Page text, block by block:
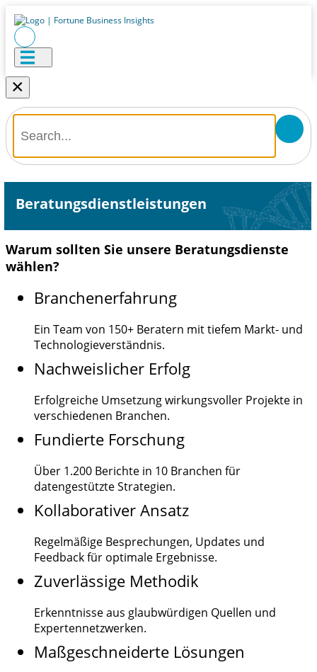
×
Beratungsdienstleistungen
Warum sollten Sie unsere Beratungsdienste
wählen?
Branchenerfahrung
Ein Team von 150+ Beratern mit tiefem Markt- und
Technologieverständnis.
Nachweislicher Erfolg
Erfolgreiche Umsetzung wirkungsvoller Projekte in
verschiedenen Branchen.
Fundierte Forschung
Über 1.200 Berichte in 10 Branchen für
datengestützte Strategien.
Kollaborativer Ansatz
Regelmäßige Besprechungen, Updates und
Feedback für optimale Ergebnisse.
Zuverlässige Methodik
Erkenntnisse aus glaubwürdigen Quellen und
Expertennetzwerken.
Maßgeschneiderte Lösungen